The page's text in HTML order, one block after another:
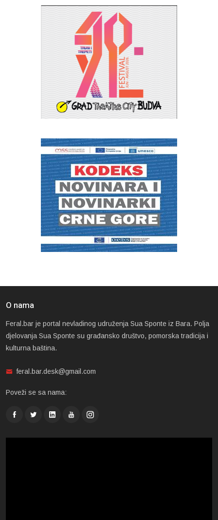
O nama
Feral.bar je portal nevladinog udruženja Sua Sponte iz Bara. Polja
djelovanja Sua Sponte su građansko društvo, pomorska tradicija i
kulturna baština.
feral.bar.desk@gmail.com
Poveži se sa nama: